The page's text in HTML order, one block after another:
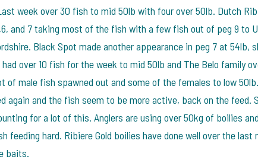
week over 30 fish to mid 50lb with four over 50lb. Dutch
and 7 taking most of the fish with a few fish out of peg 9 to
Black Spot made another appearance in peg 7 at 54lb,
over 10 fish for the week to mid 50lb and The Belo family
of male fish spawned out and some of the females to low
again and the fish seem to be more active, back on the feed.
for a lot of this. Anglers are using over 50kg of boilies
feeding hard. Ribiere Gold boilies have done well over the last
baits.